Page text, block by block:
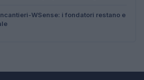
WSense: i fondatori restano e